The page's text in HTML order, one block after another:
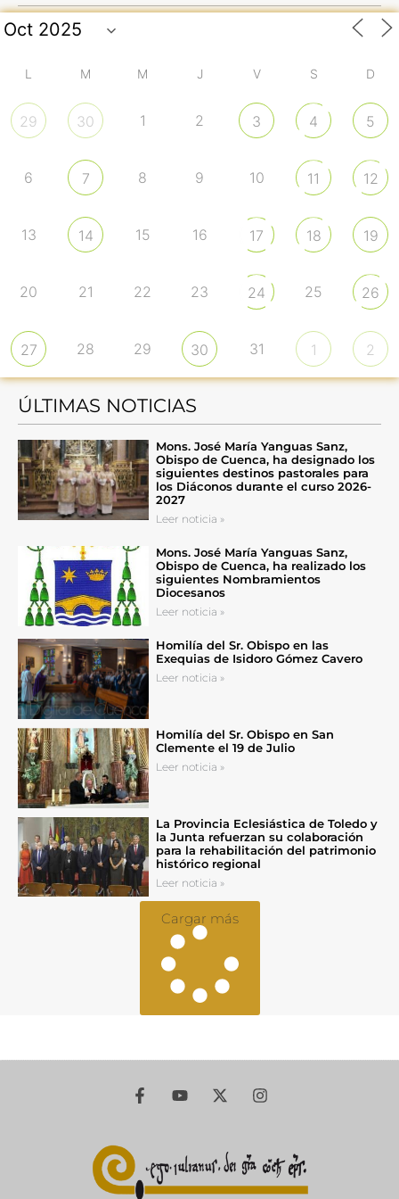
L M M J V S D
29 30 1 2 3 4 5
6 7 8 9 10 11 12
13 14 15 16 17 18 19
20 21 22 23 24 25 26
27 28 29 30 31 1 2
ÚLTIMAS NOTICIAS
Mons. José María Yanguas Sanz,
Obispo de Cuenca, ha designado los
siguientes destinos pastorales para
los Diáconos durante el curso 2026-
2027
Leer noticia »
Mons. José María Yanguas Sanz,
Obispo de Cuenca, ha realizado los
siguientes Nombramientos
Diocesanos
Leer noticia »
Homilía del Sr. Obispo en las
Exequias de Isidoro Gómez Cavero
Leer noticia »
Homilía del Sr. Obispo en San
Clemente el 19 de Julio
Leer noticia »
La Provincia Eclesiástica de Toledo y
la Junta refuerzan su colaboración
para la rehabilitación del patrimonio
histórico regional
Leer noticia »
Cargar más